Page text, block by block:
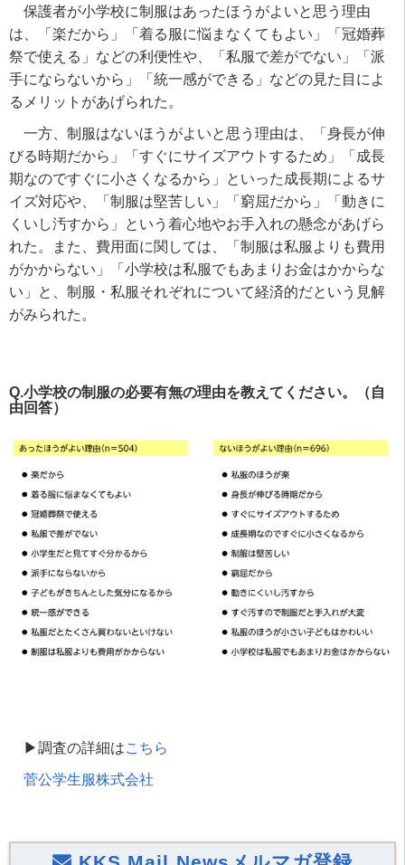
保護者が小学校に制服はあったほうがよいと思う理由
は、「楽だから」「着る服に悩まなくてもよい」「冠婚葬
祭で使える」などの利便性や、「私服で差がでない」「派
手にならないから」「統一感ができる」などの見た目によ
るメリットがあげられた。
一方、制服はないほうがよいと思う理由は、「身長が伸
びる時期だから」「すぐにサイズアウトするため」「成長
期なのですぐに小さくなるから」といった成長期によるサ
イズ対応や、「制服は堅苦しい」「窮屈だから」「動きに
くいし汚すから」という着心地やお手入れの懸念があげら
れた。また、費用面に関しては、「制服は私服よりも費用
がかからない」「小学校は私服でもあまりお金はかからな
い」と、制服・私服それぞれについて経済的だという見解
がみられた。
Q.小学校の制服の必要有無の理由を教えてください。（自
由回答）
▶︎調査の詳細はこちら
菅公学生服株式会社